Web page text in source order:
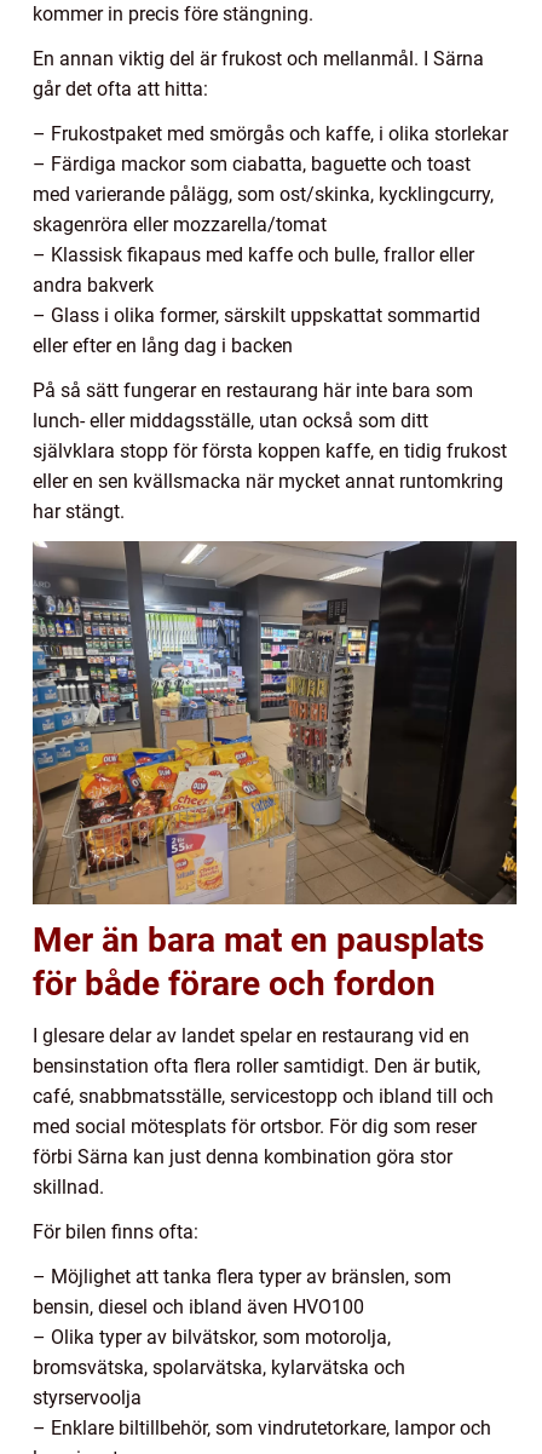
kommer in precis före stängning.
En annan viktig del är frukost och mellanmål. I Särna
går det ofta att hitta:
– Frukostpaket med smörgås och kaffe, i olika storlekar
– Färdiga mackor som ciabatta, baguette och toast
med varierande pålägg, som ost/skinka, kycklingcurry,
skagenröra eller mozzarella/tomat
– Klassisk fikapaus med kaffe och bulle, frallor eller
andra bakverk
– Glass i olika former, särskilt uppskattat sommartid
eller efter en lång dag i backen
På så sätt fungerar en restaurang här inte bara som
lunch- eller middagsställe, utan också som ditt
självklara stopp för första koppen kaffe, en tidig frukost
eller en sen kvällsmacka när mycket annat runtomkring
har stängt.
Mer än bara mat en pausplats
för både förare och fordon
I glesare delar av landet spelar en restaurang vid en
bensinstation ofta flera roller samtidigt. Den är butik,
café, snabbmatsställe, servicestopp och ibland till och
med social mötesplats för ortsbor. För dig som reser
förbi Särna kan just denna kombination göra stor
skillnad.
För bilen finns ofta:
– Möjlighet att tanka flera typer av bränslen, som
bensin, diesel och ibland även HVO100
– Olika typer av bilvätskor, som motorolja,
bromsvätska, spolarvätska, kylarvätska och
styrservoolja
– Enklare biltillbehör, som vindrutetorkare, lampor och